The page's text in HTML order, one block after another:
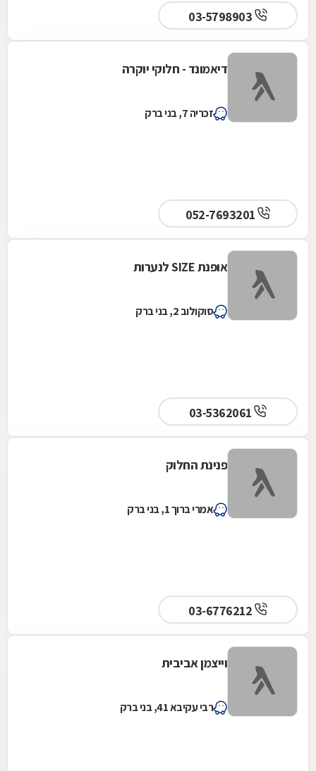
דיאמונד - חלוקי יוקרה
זכריה 7, בני ברק
אופנת SIZE לנערות
סוקולוב 2, בני ברק
03-5362061
פנינת החלוק
אמרי ברוך 1, בני ברק
וייצמן אביבית
רבי עקיבא 41, בני ברק